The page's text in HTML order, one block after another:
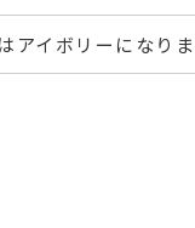
アイボリーになり